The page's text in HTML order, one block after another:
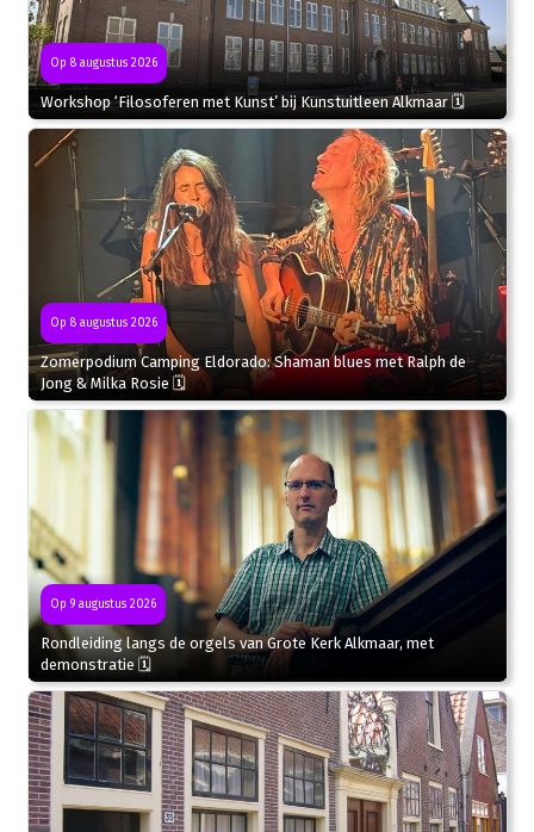
Op 8 augustus 2026
Workshop ‘Filosoferen met Kunst’ bij Kunstuitleen Alkmaar 🗓
Op 8 augustus 2026
Zomerpodium Camping Eldorado: Shaman blues met Ralph de
Jong & Milka Rosie 🗓
Op 9 augustus 2026
Rondleiding langs de orgels van Grote Kerk Alkmaar, met
demonstratie 🗓